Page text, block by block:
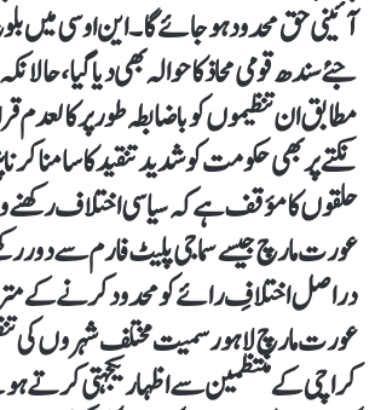
آئینی حق محدود ہو جائے گا۔این او سی میں
جئے سندھ قومی محاذ کا حوالہ بھی دیا گیا،
مطابق ان تنظیموں کو باضابطہ طور پر کالعدم
نکتے پر بھی حکومت کو شدید تنقید کا سامنا
حلقوں کا مؤقف ہے کہ سیاسی اختلاف
عورت مارچ جیسے سماجی پلیٹ فارم سے دور
دراصل اختلافِ رائے کو محدود کرنے کے
عورت مارچ لاہور سمیت مختلف شہروں کی
کراچی کے منتظمین سے اظہار یکجہتی کرتے